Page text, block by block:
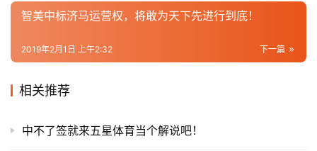
视
频
用
户
精
智美中标济马运营权，将敢为天下先进行到底！
下一篇
2019年2月1日 上午2:32
相关推荐
中不了签就来五星体育当个解说吧！